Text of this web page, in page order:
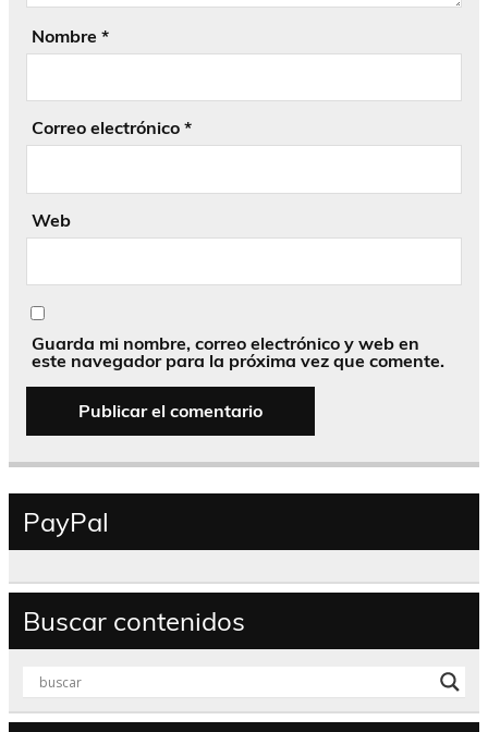
Nombre *
Correo electrónico *
Web
Guarda mi nombre, correo electrónico y web en
este navegador para la próxima vez que comente.
PayPal
Buscar contenidos